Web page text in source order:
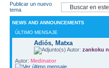
Publicar un nuevo
tema
NEWS AND ANNOUNCEMENTS
ÚLTIMO MENSAJE
Adiós, Matxa
Autor: zankoku
Autor: Medinator